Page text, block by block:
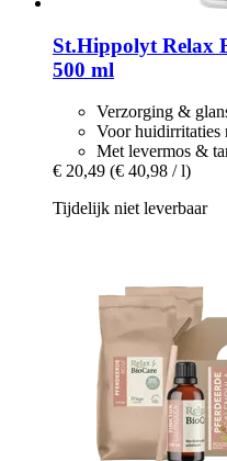
St.Hippolyt Relax
500 ml
Verzorging &
Voor huidirritaties
Met levermos &
€ 20,49 (€ 40,98 / l)
Tijdelijk niet leverbaar